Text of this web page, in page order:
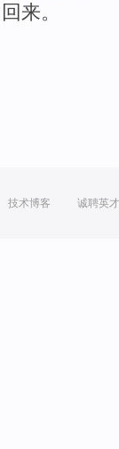
回来。
技术博客 诚聘英才